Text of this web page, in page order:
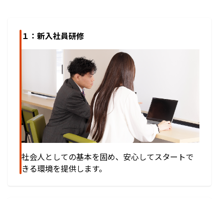
１：新入社員研修
社会人としての基本を固め、安心してスタートで
きる環境を提供します。